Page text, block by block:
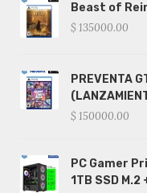
Beast of
$ 135000.00
PREVENTA
$ 150000.00
PC Gamer
1TB SSD M.2